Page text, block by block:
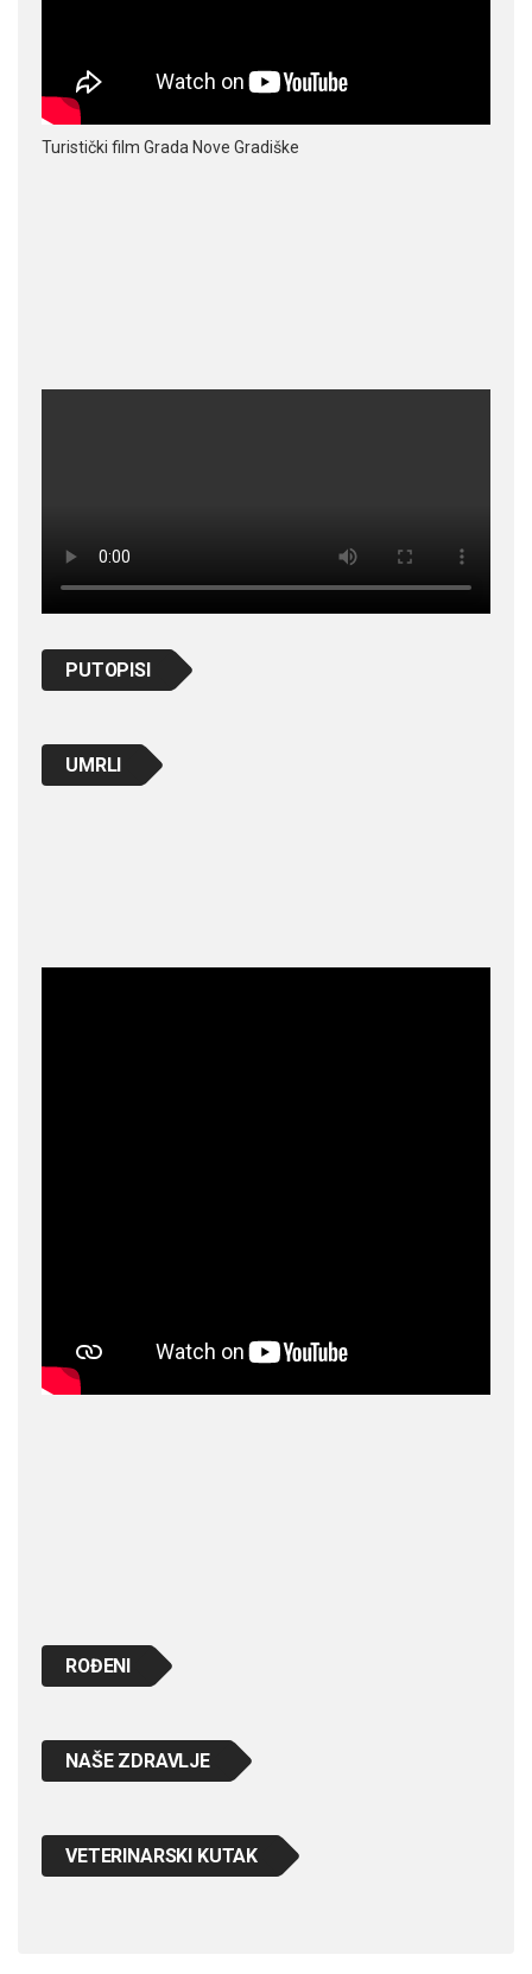
Turistički film Grada Nove Gradiške
PUTOPISI
UMRLI
ROĐENI
NAŠE ZDRAVLJE
VETERINARSKI KUTAK